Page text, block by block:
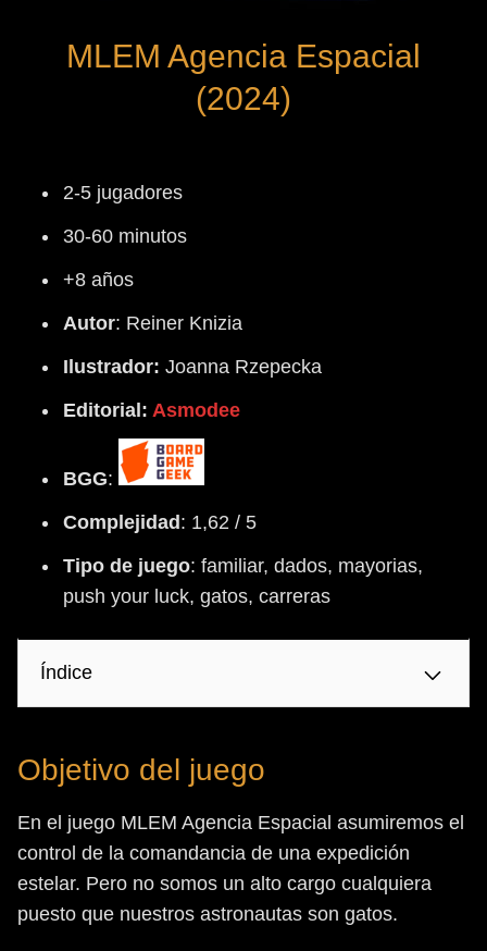
MLEM Agencia Espacial
(2024)
2-5 jugadores
30-60 minutos
+8 años
Autor: Reiner Knizia
Ilustrador: Joanna Rzepecka
Editorial: Asmodee
BGG:
Complejidad : 1,62 / 5
Tipo de juego: familiar, dados, mayorias,
push your luck, gatos, carreras
Índice
Objetivo del juego
En el juego MLEM Agencia Espacial asumiremos el
control de la comandancia de una expedición
estelar. Pero no somos un alto cargo cualquiera
puesto que nuestros astronautas son gatos.